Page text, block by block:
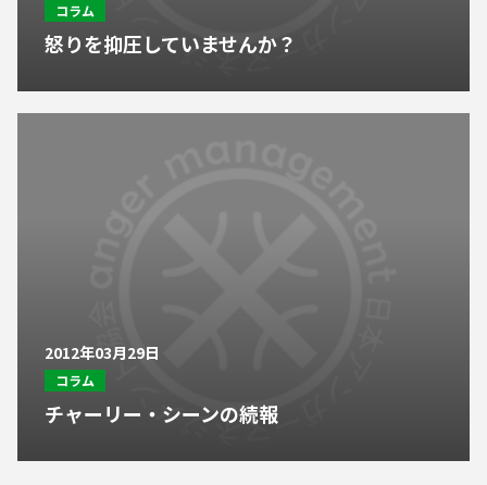
コラム
怒りを抑圧していませんか？
2012年03月29日
コラム
チャーリー・シーンの続報